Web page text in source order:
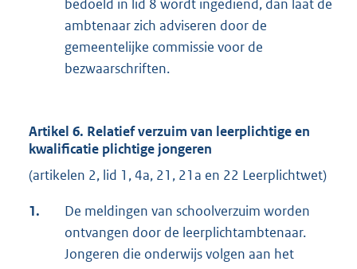
bedoeld in lid 8 wordt ingediend, dan laat de
ambtenaar zich adviseren door de
gemeentelijke commissie voor de
bezwaarschriften.
Artikel 6. Relatief verzuim van leerplichtige en
kwalificatie plichtige jongeren
(artikelen 2, lid 1, 4a, 21, 21a en 22 Leerplichtwet)
1.
De meldingen van schoolverzuim worden
ontvangen door de leerplichtambtenaar.
Jongeren die onderwijs volgen aan het